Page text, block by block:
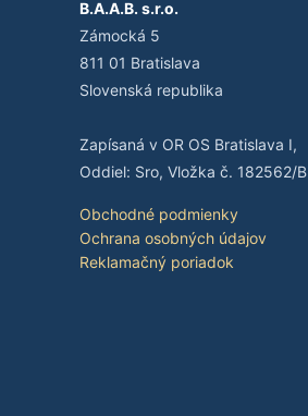
B.A.A.B. s.r.o.
Zámocká 5
811 01 Bratislava
Slovenská republika
Zapísaná v OR OS Bratislava I,
Oddiel: Sro, Vložka č. 182562/B
Obchodné podmienky
Ochrana osobných údajov
Reklamačný poriadok